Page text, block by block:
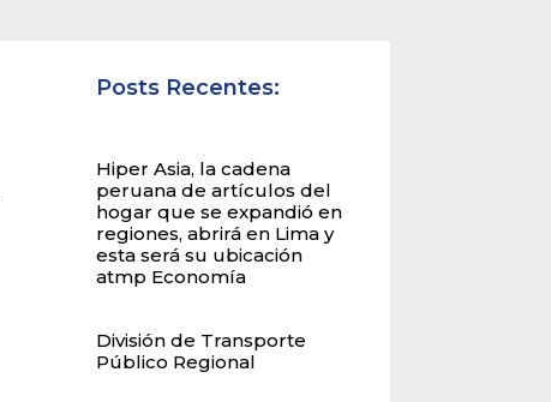
Posts Recentes:
Hiper Asia, la cadena
peruana de artículos del
hogar que se expandió en
regiones, abrirá en Lima y
esta será su ubicación
atmp Economía
División de Transporte
Público Regional